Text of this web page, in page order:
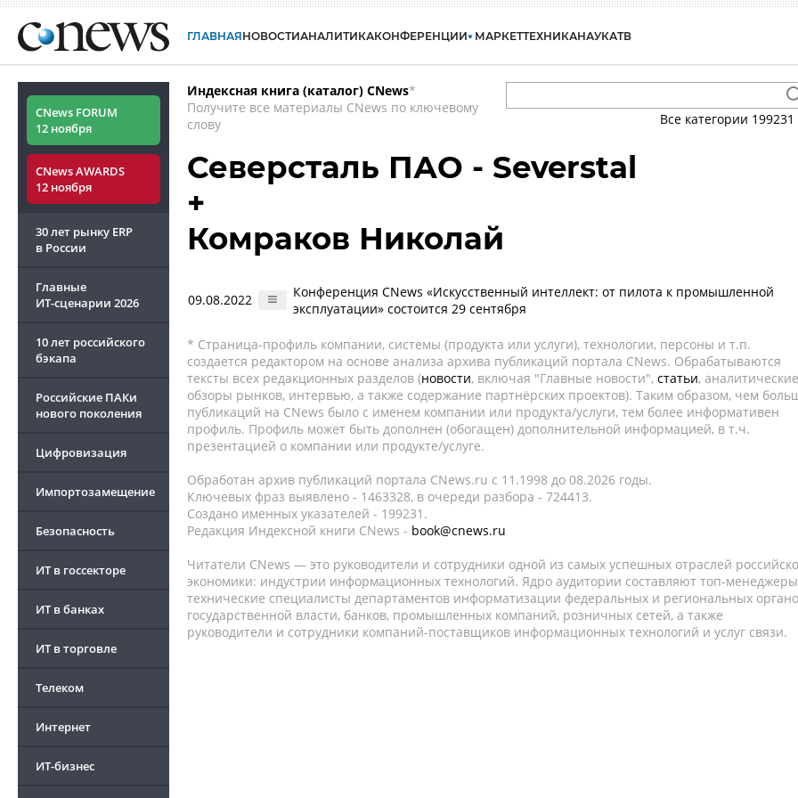
ГЛАВНАЯНОВОСТИАНАЛИТИКАКОНФЕРЕНЦИИ МАРКЕТТЕХНИКАНАУКАТВ
CNews FORUM
12 ноября
CNews AWARDS
12 ноября
30 лет рынку ERP
в России
Главные
ИТ-сценарии 2026
10 лет российского
бэкапа
Российские ПАКи
нового поколения
Цифровизация
Импортозамещение
Безопасность
ИТ в госсекторе
ИТ в банках
ИТ в торговле
Телеком
Интернет
ИТ-бизнес
Индексная книга (каталог) CNews*
Получите все материалы CNews по ключевому
слову
Все категории 199231
Северсталь ПАО - Severstal
+
Комраков Николай
09.08.2022
Конференция CNews «Искусственный интеллект: от пилота к промышленной
эксплуатации» состоится 29 сентября
* Страница-профиль компании, системы (продукта или услуги), технологии, персоны и т.п.
создается редактором на основе анализа архива публикаций портала CNews. Обрабатываются
тексты всех редакционных разделов (новости, включая "Главные новости", статьи, аналитические
обзоры рынков, интервью, а также содержание партнёрских проектов). Таким образом, чем
публикаций на CNews было с именем компании или продукта/услуги, тем более информативен
профиль. Профиль может быть дополнен (обогащен) дополнительной информацией, в т.ч.
презентацией о компании или продукте/услуге.
Обработан архив публикаций портала CNews.ru c 11.1998 до 08.2026 годы.
Ключевых фраз выявлено - 1463328, в очереди разбора - 724413.
Создано именных указателей - 199231.
Редакция Индексной книги CNews - book@cnews.ru
Читатели CNews — это руководители и сотрудники одной из самых успешных отраслей
экономики: индустрии информационных технологий. Ядро аудитории составляют топ-
технические специалисты департаментов информатизации федеральных и региональных
государственной власти, банков, промышленных компаний, розничных сетей, а также
руководители и сотрудники компаний-поставщиков информационных технологий и услуг связи.